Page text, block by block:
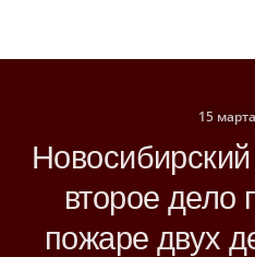
15
второе дело
пожаре двух